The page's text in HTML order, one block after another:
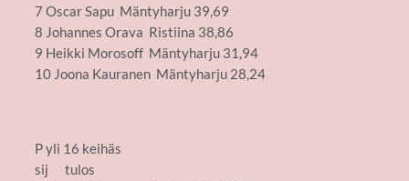
7 Oscar Sapu Mäntyharju 39,69
8 Johannes Orava Ristiina 38,86
9 Heikki Morosoff Mäntyharju 31,94
10 Joona Kauranen Mäntyharju 28,24
P yli 16 keihäs
sij tulos